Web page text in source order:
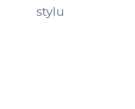
stylu